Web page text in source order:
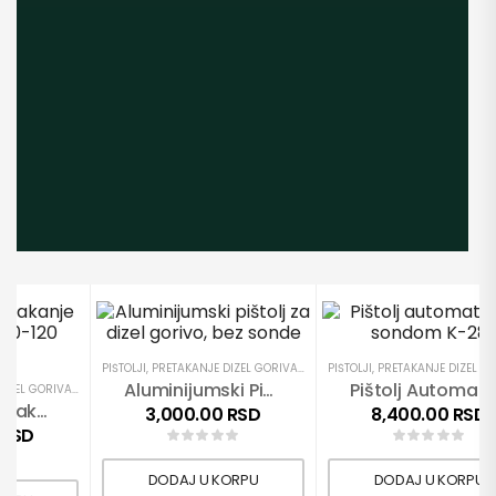
PRETAKANJE DIZEL GORIVA,
GORIVA, PROIZVODI
Pištolj Za Pretakanje Dizel Goriva 60-120 Lit/min.
RSD
PIŠTOLJI, PRETAKANJE DIZEL GORIVA, PROIZVODI
Aluminijumski Pištolj Za Dizel Gorivo, Bez Sonde
3,000.00 RSD
DODAJ U KORPU
PIŠTOLJI, PRETAKANJE DIZEL
8,400.00 RSD
DODAJ U KORPU